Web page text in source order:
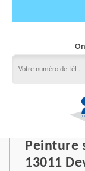
Peinture
13011